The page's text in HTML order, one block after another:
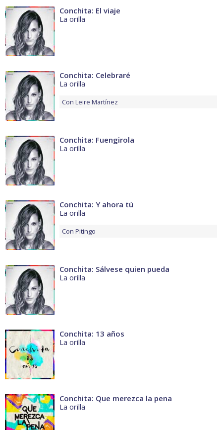
Conchita: El viaje
La orilla
Conchita: Celebraré
La orilla
Con Leire Martínez
Conchita: Fuengirola
La orilla
Conchita: Y ahora tú
La orilla
Con Pitingo
Conchita: Sálvese quien pueda
La orilla
Conchita: 13 años
La orilla
Conchita: Que merezca la pena
La orilla